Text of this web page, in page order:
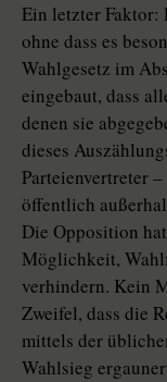
Ein letzter Faktor:
ohne dass es
Wahlgesetz im
eingebaut, dass
denen sie
dieses
Parteienvertreter
öffentlich
Die Opposition
Möglichkeit,
verhindern. Kein
Zweifel, dass die
mittels der
Wahlsieg